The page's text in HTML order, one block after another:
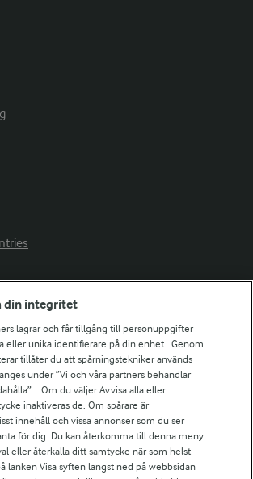
din integritet
lagrar och får tillgång till personuppgifter
eller unika identifierare på din enhet . Genom
tillåter du att spårningstekniker används
under ”Vi och våra partners behandlar
. Om du väljer Avvisa alla eller
inaktiveras de. Om spårare är
innehåll och vissa annonser som du ser
för dig. Du kan återkomma till denna meny
eller återkalla ditt samtycke när som helst
länken Visa syften längst ned på webbsidan